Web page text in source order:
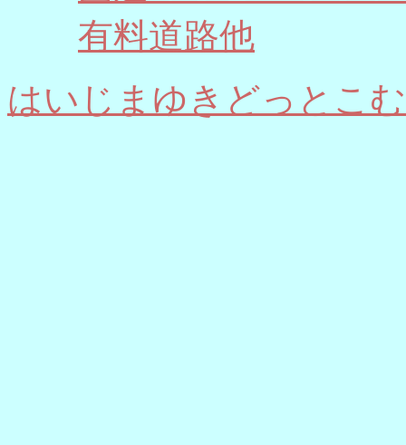
有料道路他
はいじまゆきどっとこ